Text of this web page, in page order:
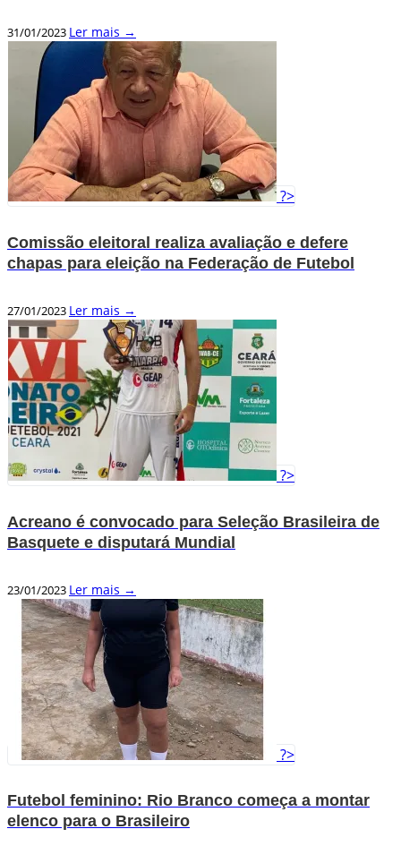
31/01/2023 Ler mais →
?>
Comissão eleitoral realiza avaliação e defere
chapas para eleição na Federação de Futebol
27/01/2023 Ler mais →
?>
Acreano é convocado para Seleção Brasileira de
Basquete e disputará Mundial
23/01/2023 Ler mais →
?>
Futebol feminino: Rio Branco começa a montar
elenco para o Brasileiro